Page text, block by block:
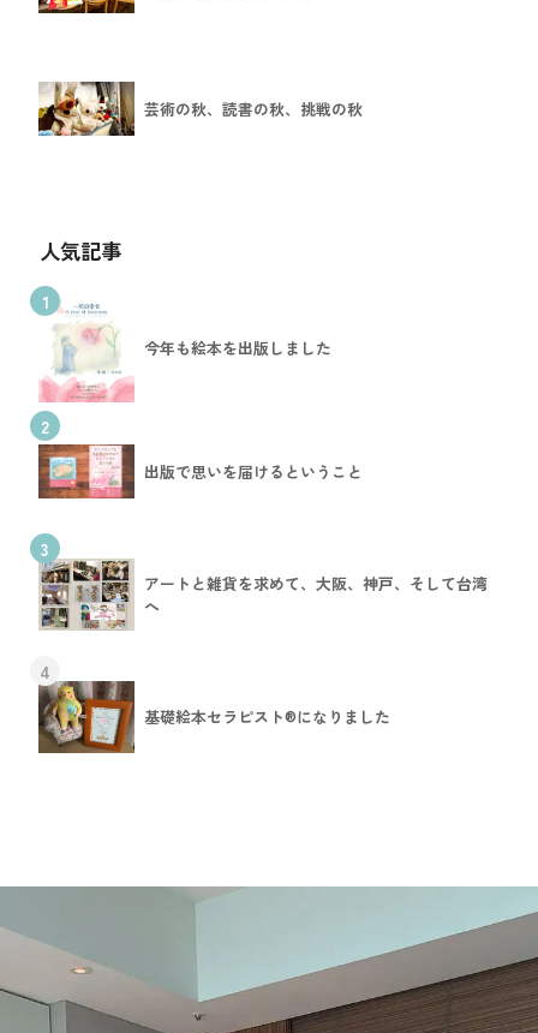
芸術の秋、読書の秋、挑戦の秋
人気記事
1
今年も絵本を出版しました
2
出版で思いを届けるということ
3
アートと雑貨を求めて、大阪、神戸、そして台湾
へ
4
基礎絵本セラピスト®︎になりました